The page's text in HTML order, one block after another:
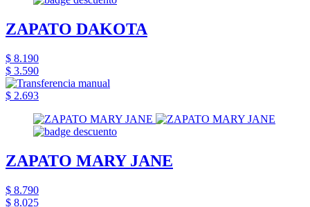
ZAPATO DAKOTA
$ 8.190
$ 3.590
$ 2.693
ZAPATO MARY JANE
$ 8.790
$ 8.025